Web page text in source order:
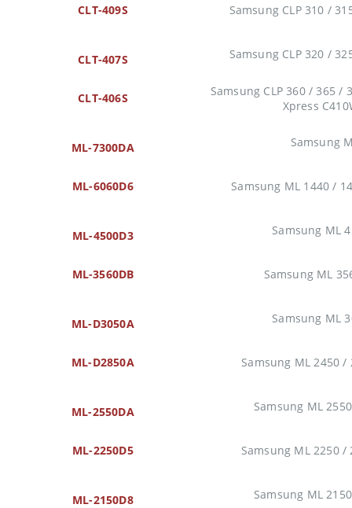
CLT-409S Samsung CLP 310 /
CLT-407S Samsung CLP 320 /
CLT-406S
Samsung CLP 360 / 365 /
Xpress
ML-7300DA Samsung
ML-6060D6 Samsung ML 1440 /
ML-4500D3 Samsung ML
ML-3560DB Samsung ML
ML-D3050A Samsung ML
ML-D2850A Samsung ML 2450 /
ML-2550DA Samsung ML
ML-2250D5 Samsung ML 2250 /
ML-2150D8 Samsung ML